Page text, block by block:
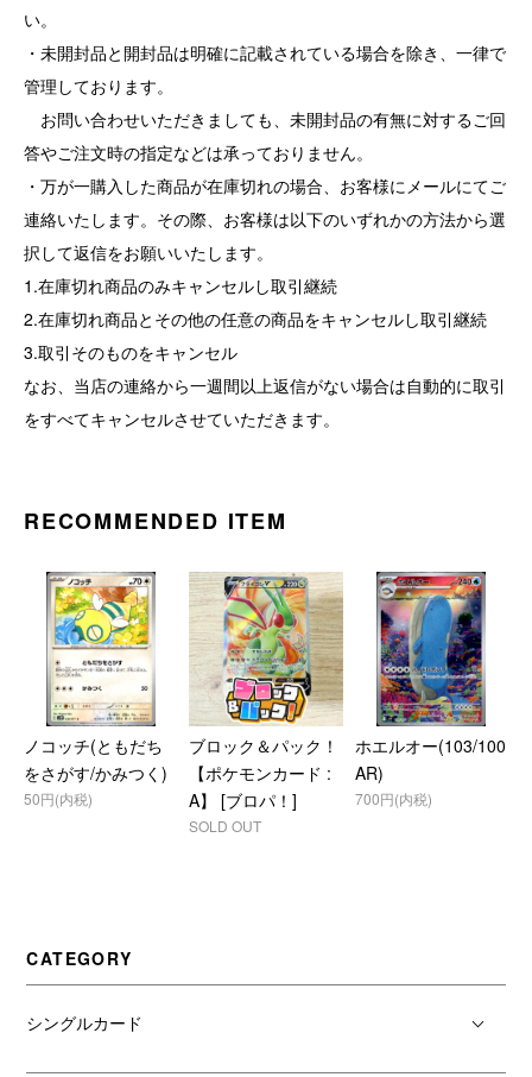
い。
・未開封品と開封品は明確に記載されている場合を除き、一律で
管理しております。
お問い合わせいただきましても、未開封品の有無に対するご回
答やご注文時の指定などは承っておりません。
・万が一購入した商品が在庫切れの場合、お客様にメールにてご
連絡いたします。その際、お客様は以下のいずれかの方法から選
択して返信をお願いいたします。
1.在庫切れ商品のみキャンセルし取引継続
2.在庫切れ商品とその他の任意の商品をキャンセルし取引継続
3.取引そのものをキャンセル
なお、当店の連絡から一週間以上返信がない場合は自動的に取引
をすべてキャンセルさせていただきます。
RECOMMENDED ITEM
ノコッチ(ともだち
をさがす/かみつく)
50円(内税)
ブロック＆パック！
【ポケモンカード :
A】 [ブロパ！]
SOLD OUT
ホエルオー(103/100
AR)
700円(内税)
CATEGORY
シングルカード